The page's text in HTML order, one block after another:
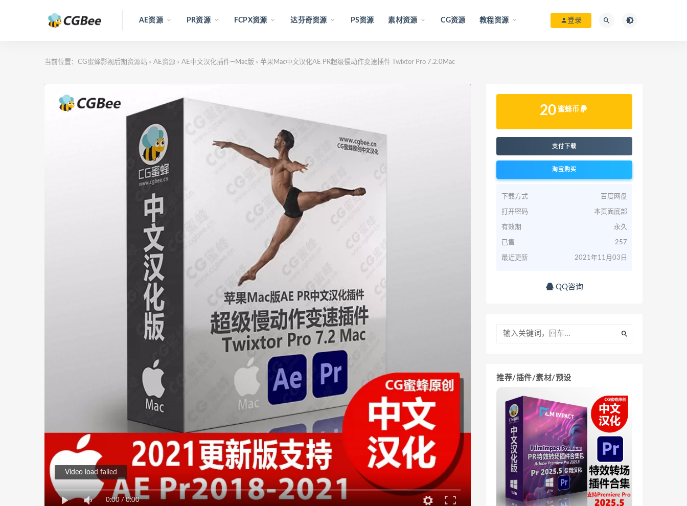
AE资源 PR资源 FCPX资源 达芬奇资源 PS资源 素材资源 CG资源 教程资源 登录
当前位置： CG蜜蜂影视后期资源站 > AE资源 > AE中文汉化插件—Mac版 > 苹果Mac中文汉化AE PR超级慢动作变速插件 Twixtor Pro 7.2.0Mac
0:00 /0:00
Video load failed
20 蜜蜂币
支付下载
淘宝购买
下载方式 百度网盘
打开密码 本页面底部
有效期 永久
已售 257
最近更新 2021年11月03日
QQ咨询
推荐/插件/素材/预设